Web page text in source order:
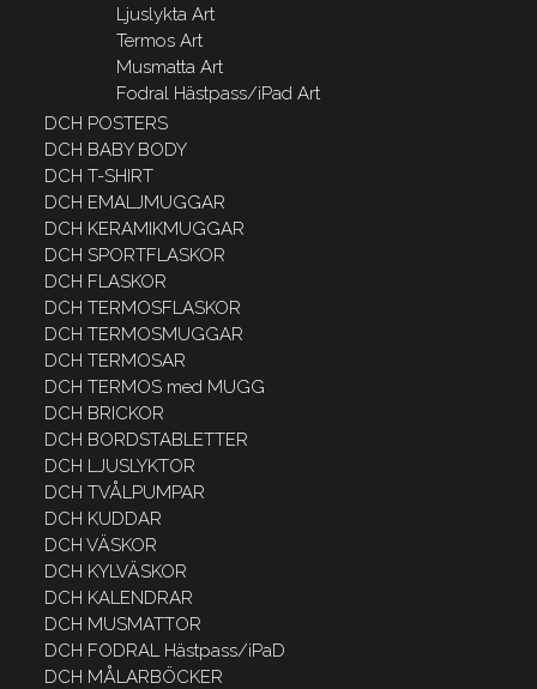
Ljuslykta Art
Termos Art
Musmatta Art
Fodral Hästpass/iPad Art
DCH POSTERS
DCH BABY BODY
DCH T-SHIRT
DCH EMALJMUGGAR
DCH KERAMIKMUGGAR
DCH SPORTFLASKOR
DCH FLASKOR
DCH TERMOSFLASKOR
DCH TERMOSMUGGAR
DCH TERMOSAR
DCH TERMOS med MUGG
DCH BRICKOR
DCH BORDSTABLETTER
DCH LJUSLYKTOR
DCH TVÅLPUMPAR
DCH KUDDAR
DCH VÄSKOR
DCH KYLVÄSKOR
DCH KALENDRAR
DCH MUSMATTOR
DCH FODRAL Hästpass/iPaD
DCH MÅLARBÖCKER